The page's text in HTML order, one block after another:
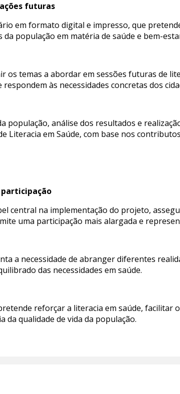
futuras
em formato digital e impresso, que
população em matéria de saúde e bem-
temas a abordar em sessões futuras de
às necessidades concretas dos
população, análise dos resultados e
Literacia em Saúde, com base nos
central na implementação do projeto,
uma participação mais alargada e
a necessidade de abranger diferentes
das necessidades em saúde.
reforçar a literacia em saúde, facilitar
qualidade de vida da população.